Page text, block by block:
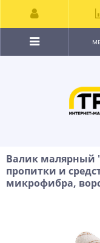
Валик малярный
пропитки и
микрофибра,